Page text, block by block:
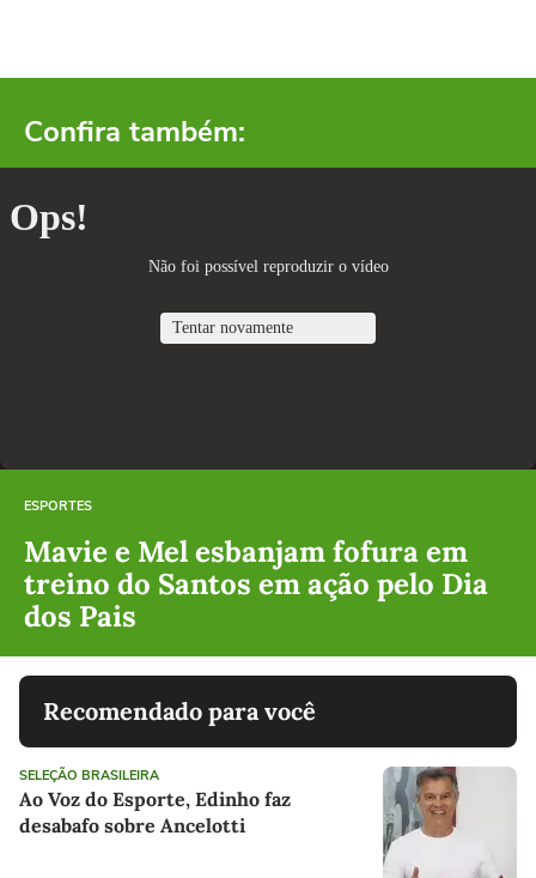
Confira também:
ESPORTES
Mavie e Mel esbanjam fofura em
treino do Santos em ação pelo Dia
dos Pais
Recomendado para você
SELEÇÃO BRASILEIRA
Ao Voz do Esporte, Edinho faz
desabafo sobre Ancelotti